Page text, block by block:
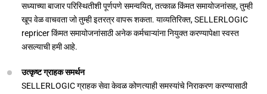
सध्याच्या बाजार परिस्थितीशी पूर्णपणे समन्वयित, तत्काळ किंमत समायोजनांसह, तुम्ही
खूप वेळ वाचवता जो तुम्ही इतरत्र वापरू शकता. याव्यतिरिक्त, SELLERLOGIC
repricer किंमत समायोजनांसाठी अनेक कर्मचाऱ्यांना नियुक्त करण्यापेक्षा स्वस्त
असल्याची हमी आहे.
उत्कृष्ट ग्राहक समर्थन
SELLERLOGIC ग्राहक सेवा केवळ कोणत्याही समस्यांचे निराकरण करण्यासाठी